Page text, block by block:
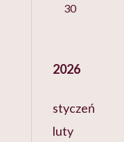
30
2026
styczeń
luty